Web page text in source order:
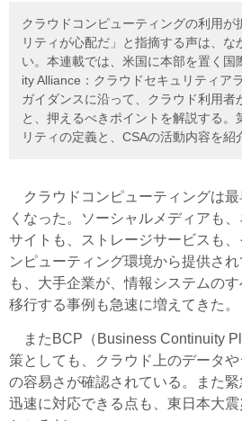
クラウドコンピューティングの利用が
リティが心配だ」と指摘する声は、な
い。本連載では、米国に本部を置く国
ity Alliance：クラウドセキュリティア
ガイダンスに沿って、クラウド利用者
と、押えるべきポイントを解説する。
リティの定義と、CSAの活動内容を紹
クラウドコンピューティングは最
くなった。ソーシャルメディアも
サイトも、ストレージサービスも
ンピューティング環境から提供さ
も、大手企業が、情報システムの
移行する事例も急速に増えてきた。
またBCP（Business Continuity
策としても、クラウド上のデータ
の容易さが確認されている。また
迅速に対応できる点も、東日本大